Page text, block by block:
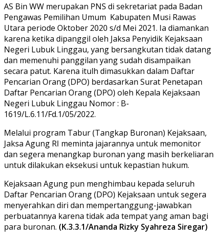
AS Bin WW merupakan PNS di sekretariat pada Badan
Pengawas Pemilihan Umum Kabupaten Musi Rawas
Utara periode Oktober 2020 s/d Mei 2021. Ia diamankan
karena ketika dipanggil oleh Jaksa Penyidik Kejaksaan
Negeri Lubuk Linggau, yang bersangkutan tidak datang
dan memenuhi panggilan yang sudah disampaikan
secara patut. Karena itulh dimasukkan dalam Daftar
Pencarian Orang (DPO) berdasarkan Surat Penetapan
Daftar Pencarian Orang (DPO) oleh Kepala Kejaksaan
Negeri Lubuk Linggau Nomor : B-
1619/L.6.11/Fd.1/05/2022.
Melalui program Tabur (Tangkap Buronan) Kejaksaan,
Jaksa Agung RI meminta jajarannya untuk memonitor
dan segera menangkap buronan yang masih berkeliaran
untuk dilakukan eksekusi untuk kepastian hukum.
Kejaksaan Agung pun menghimbau kepada seluruh
Daftar Pencarian Orang (DPO) Kejaksaan untuk segera
menyerahkan diri dan mempertanggung-jawabkan
perbuatannya karena tidak ada tempat yang aman bagi
para buronan. (K.3.3.1/Ananda Rizky Syahreza Siregar)